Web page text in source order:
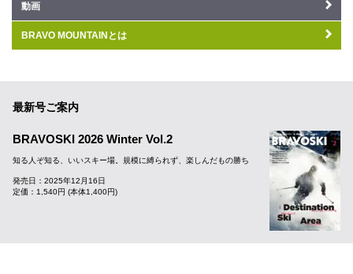
動画
BRAVO MOUNTAINとは
最新号ご案内
BRAVOSKI 2026 Winter Vol.2
知る人ぞ知る、いいスキー場。規模に縛られず、楽しんだもの勝ち
発売日：2025年12月16日
定価：1,540円 (本体1,400円)